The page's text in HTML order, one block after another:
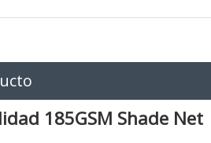
185GSM Shade Net